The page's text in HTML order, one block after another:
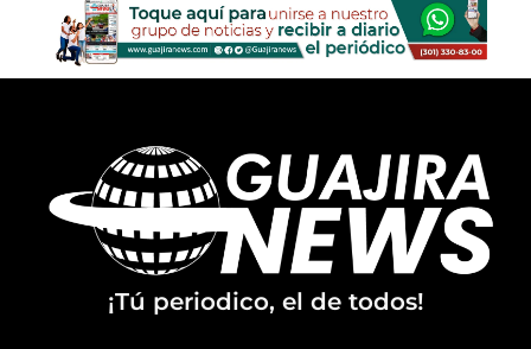
¡Tú periodico, el de todos!